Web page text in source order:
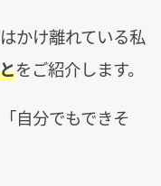
かけ離れている私
をご紹介します。
自分でもできそ